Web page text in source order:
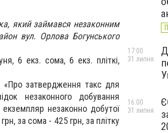
який займався незаконним
вул. Орлова Богунського
6 екз. сома, 6 екз. пліткі,
затвердження такс для
незаконного добування
незаконно добутої
за сома - 425 грн, за плітку
17:00
31 липня
16:00
31 липня